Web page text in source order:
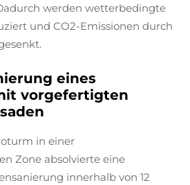
werden wetterbedingte
und CO2-Emissionen durch
eines
vorgefertigten
in einer
Zone absolvierte eine
innerhalb von 12